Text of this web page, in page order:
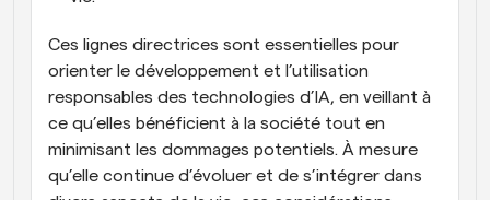
Ces lignes directrices sont essentielles pour
orienter le développement et l’utilisation
responsables des technologies d’IA, en veillant à
ce qu’elles bénéficient à la société tout en
minimisant les dommages potentiels. À mesure
qu’elle continue d’évoluer et de s’intégrer dans